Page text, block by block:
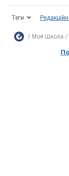
Теги
Моя Школа